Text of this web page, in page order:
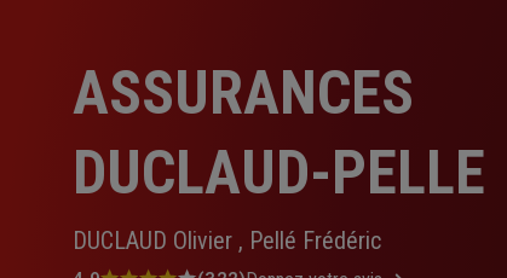
ASSURANCES
DUCLAUD-PELLE
DUCLAUD Olivier , Pellé Frédéric